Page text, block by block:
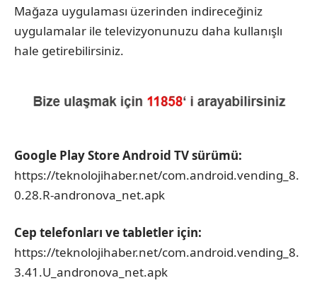
Mağaza uygulaması üzerinden indireceğiniz
uygulamalar ile televizyonunuzu daha kullanışlı
hale getirebilirsiniz.
Google Play Store Android TV sürümü:
https://teknolojihaber.net/com.android.vending_8.
0.28.R-andronova_net.apk
Cep telefonları ve tabletler için:
https://teknolojihaber.net/com.android.vending_8.
3.41.U_andronova_net.apk